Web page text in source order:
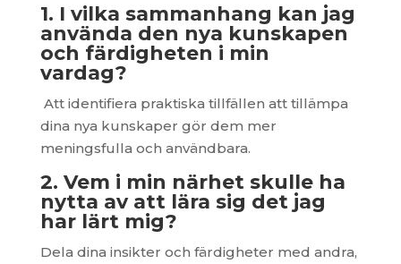
1. I vilka sammanhang kan jag
använda den nya kunskapen
och färdigheten i min
vardag?
Att identifiera praktiska tillfällen att tillämpa
dina nya kunskaper gör dem mer
meningsfulla och användbara.
2. Vem i min närhet skulle ha
nytta av att lära sig det jag
har lärt mig?
Dela dina insikter och färdigheter med andra,